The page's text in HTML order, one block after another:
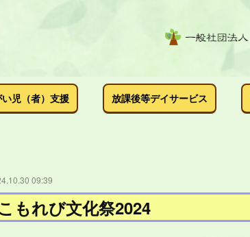
児（者）支援 放課後等デイサービス
09:39
もれび文化祭2024